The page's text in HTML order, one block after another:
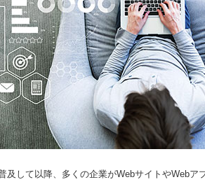
して以降、多くの企業がWebサイトやWebア